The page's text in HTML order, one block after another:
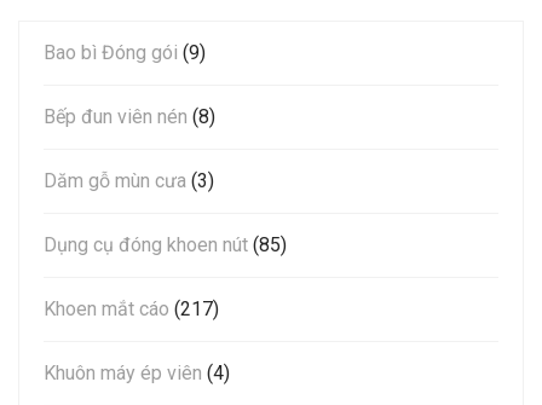
Bao bì Đóng gói (9)
Bếp đun viên nén (8)
Dăm gỗ mùn cưa (3)
Dụng cụ đóng khoen nút (85)
Khoen mắt cáo (217)
Khuôn máy ép viên (4)